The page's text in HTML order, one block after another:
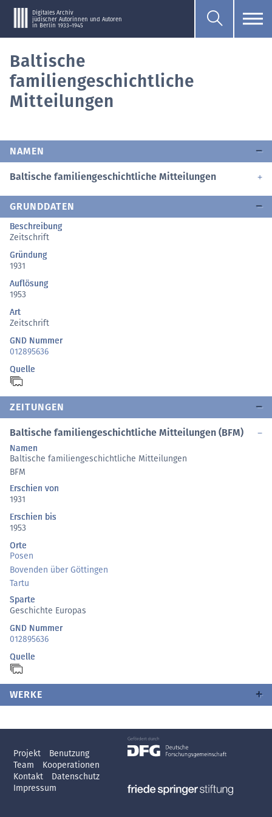
Digitales Archiv
jüdischer Autorinnen und Autoren
in Berlin 1933–1945
Baltische
familiengeschichtliche
Mitteilungen
NAMEN
Baltische familiengeschichtliche Mitteilungen
GRUNDDATEN
Beschreibung
Zeitschrift
Gründung
1931
Auflösung
1953
Art
Zeitschrift
GND Nummer
012895636
Quelle
ZEITUNGEN
Baltische familiengeschichtliche Mitteilungen (BFM)
Namen
Baltische familiengeschichtliche Mitteilungen
BFM
Erschien von
1931
Erschien bis
1953
Orte
Posen
Bovenden über Göttingen
Tartu
Sparte
Geschichte Europas
GND Nummer
012895636
Quelle
WERKE
Projekt
Benutzung
Team
Kooperationen
Kontakt
Datenschutz
Impressum